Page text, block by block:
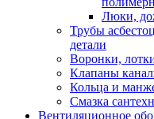
Люки,
Трубы
детали
Воронки,
Клапаны
Кольца и
Смазка
Вентиляционное